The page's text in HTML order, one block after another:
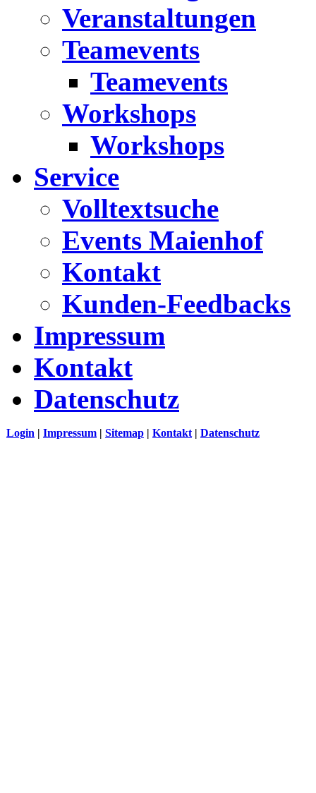
Veranstaltungen
Teamevents
Teamevents
Workshops
Workshops
Service
Volltextsuche
Events Maienhof
Kontakt
Kunden-Feedbacks
Impressum
Kontakt
Datenschutz
Login | Impressum | Sitemap | Kontakt | Datenschutz